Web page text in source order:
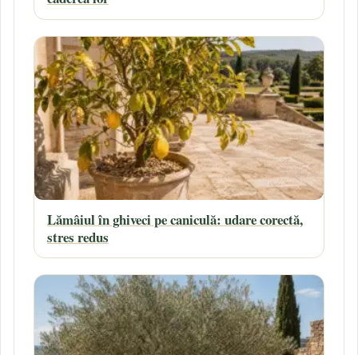
Lămâiul în ghiveci pe caniculă: udare corectă,
stres redus